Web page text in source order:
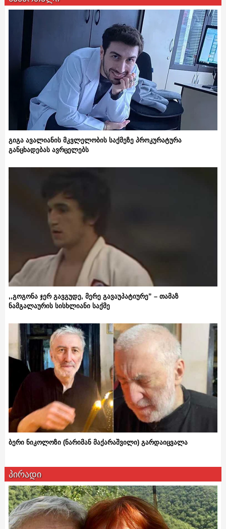
გიგა ავალიანის მკვლელობის საქმეზე პროკურატურა
განცხადებას ავრცელებს
,,გოგონა ჯერ გავგუდე, მერე გავაუპატიურე” – თამაზ
ნამგალაურის სისხლიანი საქმე
ბერი ნიკოლოზი (ნარიმან მაქარაშვილი) გარდაიცვალა
პირადი